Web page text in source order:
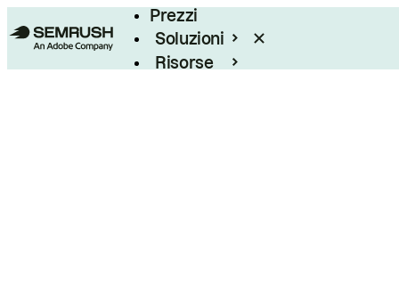
Prezzi
Soluzioni
Risorse